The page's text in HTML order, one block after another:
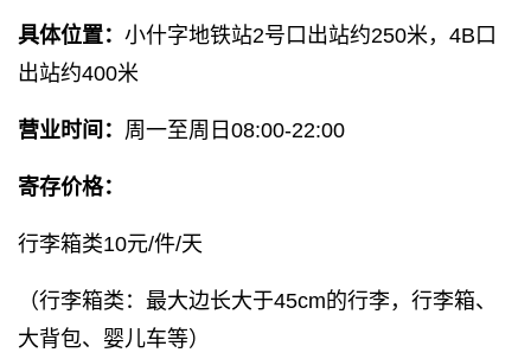
具体位置： 小什字地铁站2号口出站约250米，4B口
出站约400米
营业时间： 周一至周日08:00-22:00
寄存价格：
行李箱类10元/件/天
（行李箱类：最大边长大于45cm的行李，行李箱、
大背包、婴儿车等）